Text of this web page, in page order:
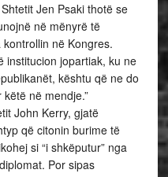
Jen Psaki thotë se
në mënyrë të
në Kongres.
institucion jopartiak, ku ne
kështu që ne do
në mendje.”
John Kerry, gjatë
që citonin burime të
si “i shkëputur” nga
Por sipas